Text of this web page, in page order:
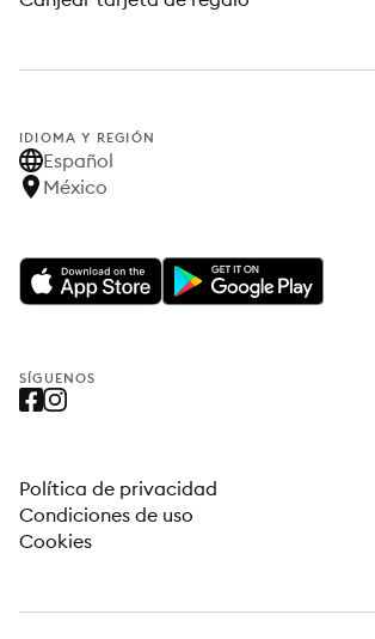
IDIOMA Y REGIÓN
Español
México
SÍGUENOS
Política de privacidad
Condiciones de uso
Cookies